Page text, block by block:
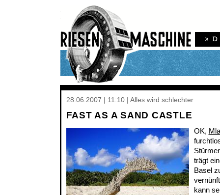
28.06.2007 | 11:10 | Alles wird schlechter
FAST AS A SAND CASTLE
OK,
trägt
Basel
kann